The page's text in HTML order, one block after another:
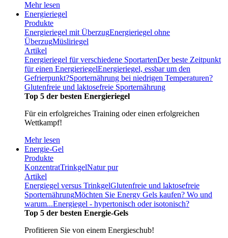
Mehr lesen
Energieriegel
Produkte
Energieriegel mit ÜberzugEnergieriegel ohne
ÜberzugMüsliriegel
Artikel
Energieriegel für verschiedene SportartenDer beste Zeitpunkt
für einen EnergieriegelEnergieriegel, essbar um den
Gefrierpunkt?Sporternährung bei niedrigen Temperaturen?
Glutenfreie und laktosefreie Sporternährung
Top 5 der besten Energieriegel
Für ein erfolgreiches Training oder einen erfolgreichen
Wettkampf!
Mehr lesen
Energie-Gel
Produkte
KonzentratTrinkgelNatur pur
Artikel
Energiegel versus TrinkgelGlutenfreie und laktosefreie
SporternährungMöchten Sie Energy Gels kaufen? Wo und
warum...Energiegel - hypertonisch oder isotonisch?
Top 5 der besten Energie-Gels
Profitieren Sie von einem Energieschub!